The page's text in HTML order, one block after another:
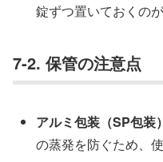
錠ずつ置いておくの
7-2. 保管の注意点
アルミ包装（SP包装
の蒸発を防ぐため、